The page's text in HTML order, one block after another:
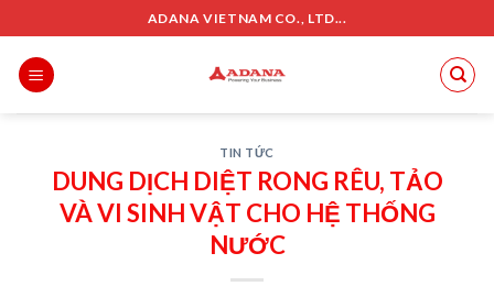
to
content
ADANA VIETNAM CO., LTD...
TIN TỨC
DUNG DỊCH DIỆT RONG RÊU, TẢO
VÀ VI SINH VẬT CHO HỆ THỐNG
NƯỚC